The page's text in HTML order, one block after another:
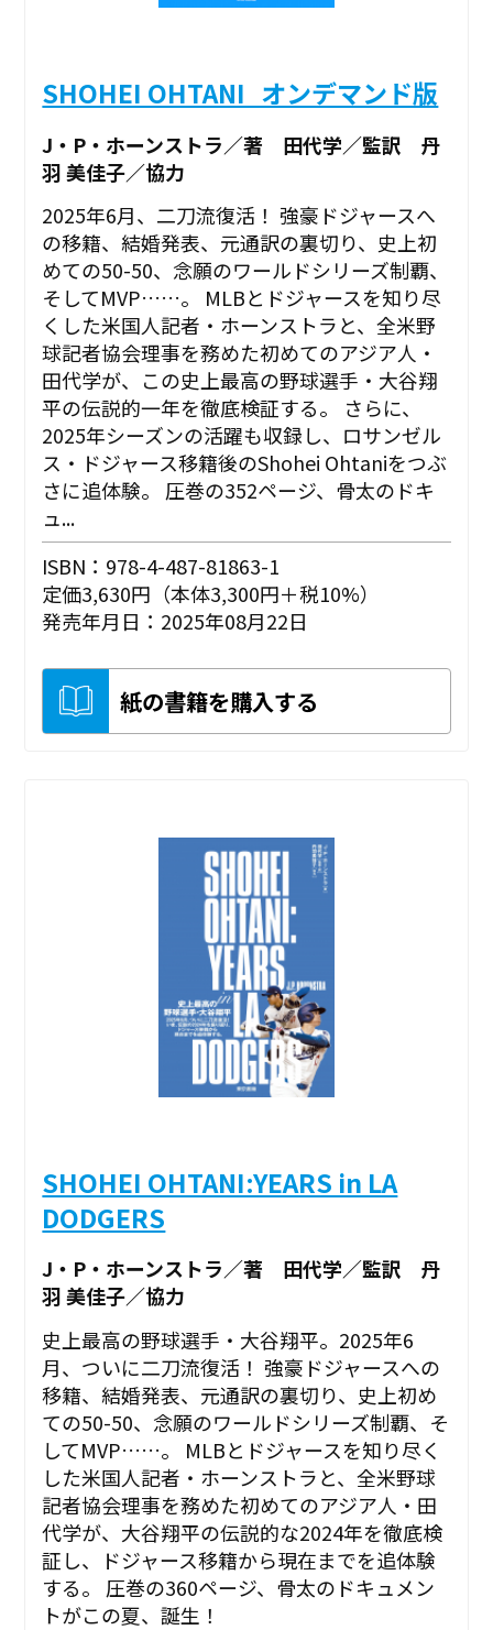
SHOHEI OHTANI_オンデマンド版
J・P・ホーンストラ／著 田代学／監訳 丹
羽 美佳子／協力
2025年6月、二刀流復活！ 強豪ドジャースへ
の移籍、結婚発表、元通訳の裏切り、史上初
めての50-50、念願のワールドシリーズ制覇、
そしてMVP……。 MLBとドジャースを知り尽
くした米国人記者・ホーンストラと、全米野
球記者協会理事を務めた初めてのアジア人・
田代学が、この史上最高の野球選手・大谷翔
平の伝説的一年を徹底検証する。 さらに、
2025年シーズンの活躍も収録し、ロサンゼル
ス・ドジャース移籍後のShohei Ohtaniをつぶ
さに追体験。 圧巻の352ページ、骨太のドキ
ュ...
ISBN：978-4-487-81863-1
定価3,630円（本体3,300円＋税10%）
発売年月日：2025年08月22日
紙の書籍を購入する
SHOHEI OHTANI:YEARS in LA
DODGERS
J・P・ホーンストラ／著 田代学／監訳 丹
羽 美佳子／協力
史上最高の野球選手・大谷翔平。2025年6
月、ついに二刀流復活！ 強豪ドジャースへの
移籍、結婚発表、元通訳の裏切り、史上初め
ての50-50、念願のワールドシリーズ制覇、そ
してMVP……。 MLBとドジャースを知り尽く
した米国人記者・ホーンストラと、全米野球
記者協会理事を務めた初めてのアジア人・田
代学が、大谷翔平の伝説的な2024年を徹底検
証し、ドジャース移籍から現在までを追体験
する。 圧巻の360ページ、骨太のドキュメン
トがこの夏、誕生！